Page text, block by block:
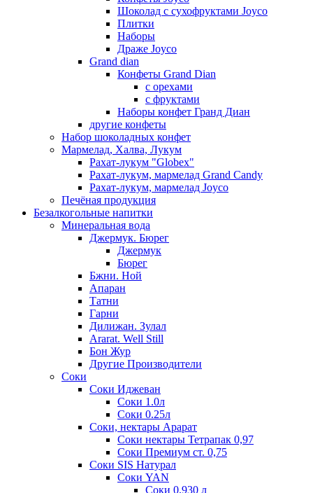
Шоколад с сухофруктами Joyco
Плитки
Наборы
Драже Joyco
Grand dian
Конфеты Grand Dian
с орехами
с фруктами
Наборы конфет Гранд Диан
другие конфеты
Набор шоколадных конфет
Мармелад, Халва, Лукум
Рахат-лукум "Globex"
Рахат-лукум, мармелад Grand Candy
Рахат-лукум, мармелад Joyco
Печёная продукция
Безалкогольные напитки
Минеральная вода
Джермук. Бюрег
Джермук
Бюрег
Бжни. Ной
Апаран
Татни
Гарни
Дилижан. Зулал
Ararat. Well Still
Бон Жур
Другие Производители
Соки
Соки Иджеван
Соки 1.0л
Соки 0.25л
Соки, нектары Арарат
Соки нектары Тетрапак 0,97
Соки Премиум ст. 0,75
Соки SIS Натурал
Соки YAN
Соки 0,930 л